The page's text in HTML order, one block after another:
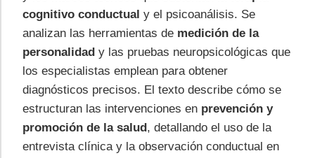
cognitivo conductual y el psicoanálisis. Se
analizan las herramientas de medición de la
personalidad y las pruebas neuropsicológicas que
los especialistas emplean para obtener
diagnósticos precisos. El texto describe cómo se
estructuran las intervenciones en prevención y
promoción de la salud , detallando el uso de la
entrevista clínica y la observación conductual en